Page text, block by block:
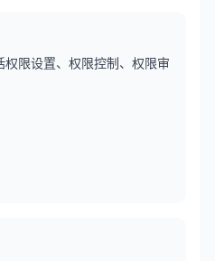
限设置、权限控制、权限审